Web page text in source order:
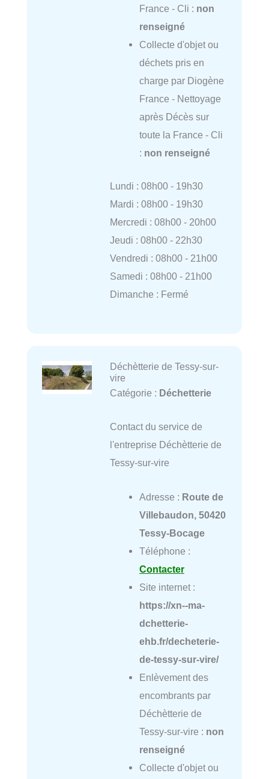
France - Cli : non
renseigné
Collecte d'objet ou
déchets pris en
charge par Diogène
France - Nettoyage
après Décès sur
toute la France - Cli
: non renseigné
Lundi : 08h00 - 19h30
Mardi : 08h00 - 19h30
Mercredi : 08h00 - 20h00
Jeudi : 08h00 - 22h30
Vendredi : 08h00 - 21h00
Samedi : 08h00 - 21h00
Dimanche : Fermé
Déchètterie de Tessy-sur-
vire
Catégorie : Déchetterie
Contact du service de
l'entreprise Déchètterie de
Tessy-sur-vire
Adresse : Route de
Villebaudon, 50420
Tessy-Bocage
Téléphone :
Contacter
Site internet :
https://xn--ma-
dchetterie-
ehb.fr/decheterie-
de-tessy-sur-vire/
Enlèvement des
encombrants par
Déchètterie de
Tessy-sur-vire : non
renseigné
Collecte d'objet ou